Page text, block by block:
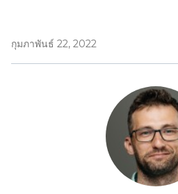
กุมภาพันธ์ 22, 2022